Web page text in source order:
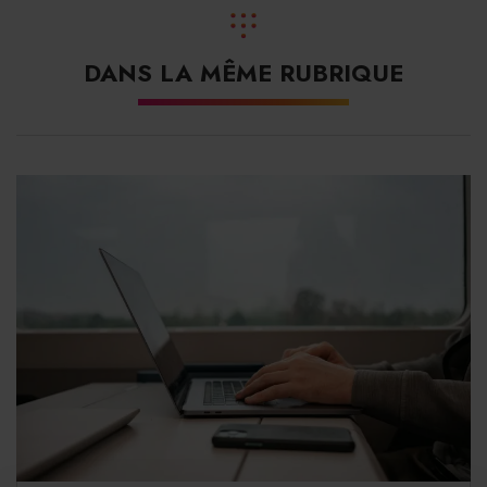
DANS LA MÊME RUBRIQUE